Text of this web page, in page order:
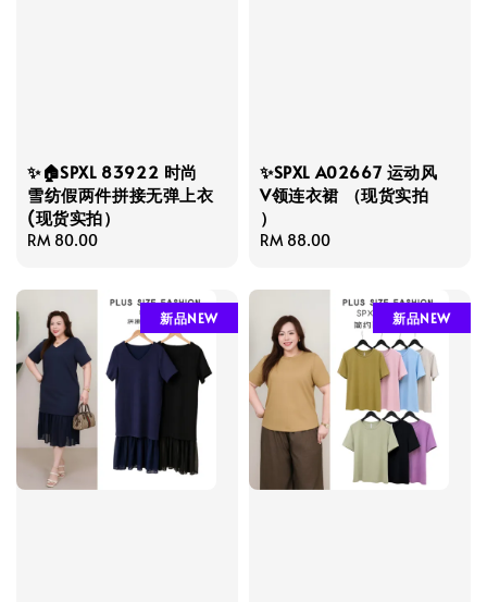
✨🏠SPXL 83922 时尚
雪纺假两件拼接无弹上衣
(现货实拍）
Regular
RM 80.00
✨SPXL A02667 运动风
V领连衣裙 （现货实拍
）
Regular
RM 88.00
新品NEW 新品NEW